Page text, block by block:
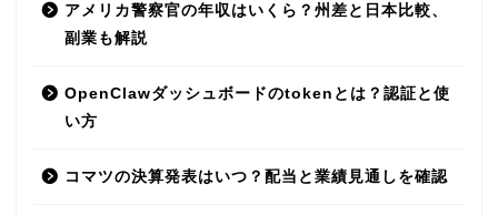
アメリカ警察官の年収はいくら？州差と日本比較、
副業も解説
OpenClawダッシュボードのtokenとは？認証と使
い方
コマツの決算発表はいつ？配当と業績見通しを確認